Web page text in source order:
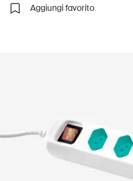
Campagne
Posti vacanti
Aggiungi favorito